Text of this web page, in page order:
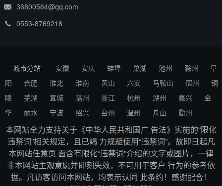
36800564@qq.com
0553-8769218
城市分站 安徽 安庆 蚌埠 巢湖 池州 滁州
阜
阳
合肥 淮北 淮南 黄山 六安 马鞍山 宿州
铜
陵
芜湖 宣城 亳州 浙江 杭州 湖州 嘉兴
金
华
丽水 宁波 绍兴 台州 温州 舟山 衢州
本网站全力支持关于《中华人民共和国广 告法》实施的“限化
违禁词”相关规定，且已竭 力规避使用“违禁词”。故即日起凡
本网站任意页 面含有限化“违禁词”介绍的文字或图片，一律
非本网站主观意愿并即刻失效，不可用于客户 行为的参考依
据。凡访客访问本网站，均表示认同 此条约！感谢配合！